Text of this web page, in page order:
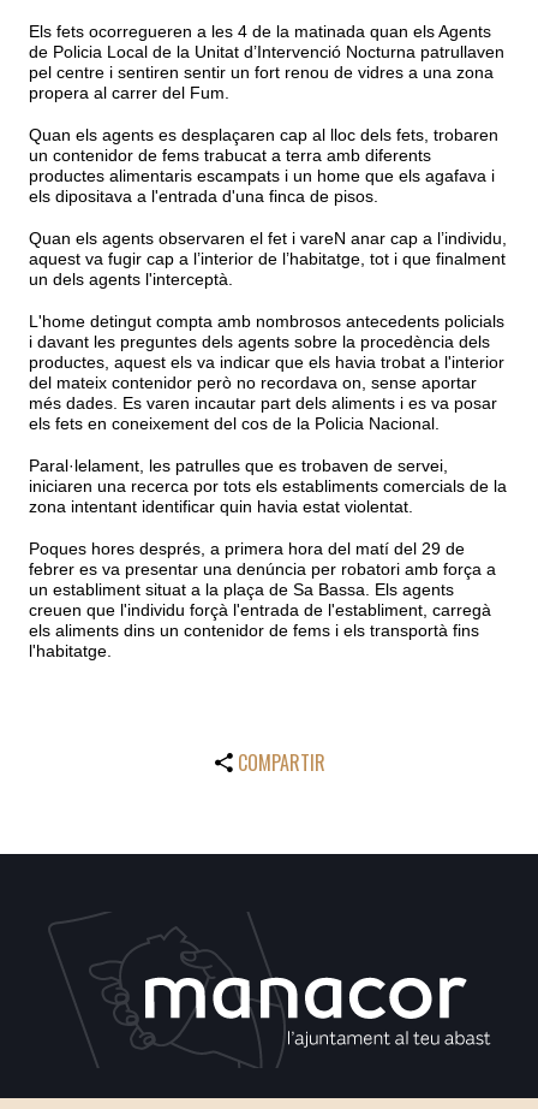
Els fets ocorregueren a les 4 de la matinada quan els Agents
de Policia Local de la Unitat d’Intervenció Nocturna patrullaven
pel centre i sentiren sentir un fort renou de vidres a una zona
propera al carrer del Fum.
Quan els agents es desplaçaren cap al lloc dels fets, trobaren
un contenidor de fems trabucat a terra amb diferents
productes alimentaris escampats i un home que els agafava i
els dipositava a l'entrada d'una finca de pisos.
Quan els agents observaren el fet i vareN anar cap a l’individu,
aquest va fugir cap a l’interior de l’habitatge, tot i que finalment
un dels agents l'interceptà.
L'home detingut compta amb nombrosos antecedents policials
i davant les preguntes dels agents sobre la procedència dels
productes, aquest els va indicar que els havia trobat a l'interior
del mateix contenidor però no recordava on, sense aportar
més dades. Es varen incautar part dels aliments i es va posar
els fets en coneixement del cos de la Policia Nacional.
Paral·lelament, les patrulles que es trobaven de servei,
iniciaren una recerca por tots els establiments comercials de la
zona intentant identificar quin havia estat violentat.
Poques hores després, a primera hora del matí del 29 de
febrer es va presentar una denúncia per robatori amb força a
un establiment situat a la plaça de Sa Bassa. Els agents
creuen que l'individu forçà l'entrada de l'establiment, carregà
els aliments dins un contenidor de fems i els transportà fins
l'habitatge.
COMPARTIR